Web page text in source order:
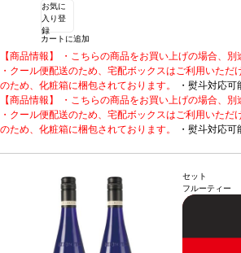
お気に
入り登
録
カートに追加
【商品情報】 ・こちらの商品をお買い上げの場合、別
・クール便配送のため、宅配ボックスはご利用いただ
のため、化粧箱に梱包されております。
・熨斗対応
される場合、ご注文時コメント欄に熨斗をご希望の旨
下部のお名入れ内容」の3つをご入力ください。無地
のうえ「無地熨斗」とご記載ください。 ※熨斗をご希
ください。 ・下記ワインが1本含まれています。
の歴史を感じる白
ピーロート・キュヴェ 350 (2023)
はアプリコットとナツメグを示し、ほのかなパイナッ
る。調和の取れた、生き生きとした、フルーティーで
軽い魚料理、サラダ、チーズ
ツトラミネール 22%、ヴァイスブルグンダー 18％、
【商品情報】 ・こちらの商品をお買い上げの場合、別
・クール便配送のため、宅配ボックスはご利用いただ
のため、化粧箱に梱包されております。
・熨斗対応
のうえ「無地熨斗」とご記載ください。 ※熨斗をご希
短日出荷はお承り致しかねます。 必ず最短日から+1日
ください。 もし最短日を選択された場合は、指定日
ください。 ・下記ワインが1本含まれています。
の歴史を感じる白ピーロート・キュヴェ 350 (2023)
はアプリコットとナツメグを示し、ほのかなパイナッ
セット
フルーティー